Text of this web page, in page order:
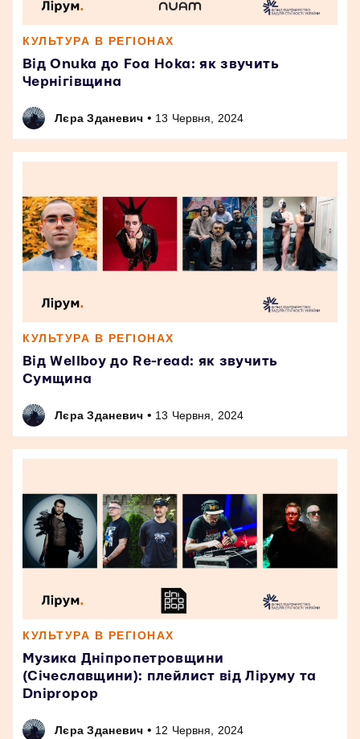
КУЛЬТУРА В РЕГІОНАХ
Від Onuka до Foa Hoka: як звучить
Чернігівщина
Лєра Зданевич • 13 Червня, 2024
КУЛЬТУРА В РЕГІОНАХ
Від Wellboy до Re-read: як звучить
Сумщина
Лєра Зданевич • 13 Червня, 2024
КУЛЬТУРА В РЕГІОНАХ
Музика Дніпропетровщини
(Січеславщини): плейлист від Ліруму та
Dnipropop
Лєра Зданевич • 12 Червня, 2024